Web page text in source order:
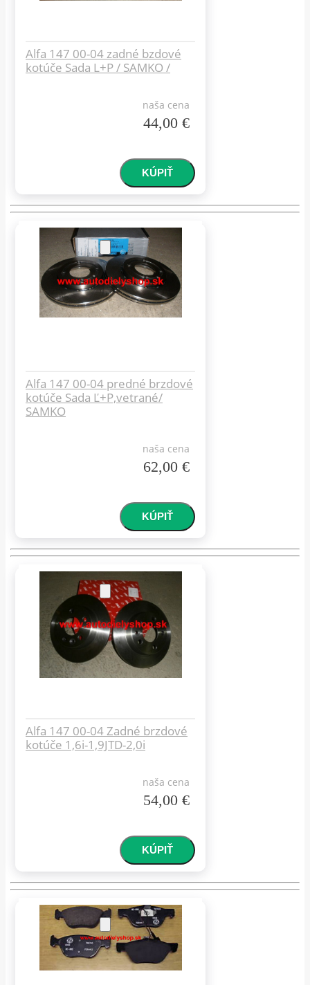
Alfa 147 00-04 zadné bzdové
kotúče Sada L+P / SAMKO /
naša cena
44,00 €
Alfa 147 00-04 predné brzdové
kotúče Sada Ľ+P,vetrané/
SAMKO
naša cena
62,00 €
Alfa 147 00-04 Zadné brzdové
kotúče 1,6i-1,9JTD-2,0i
naša cena
54,00 €